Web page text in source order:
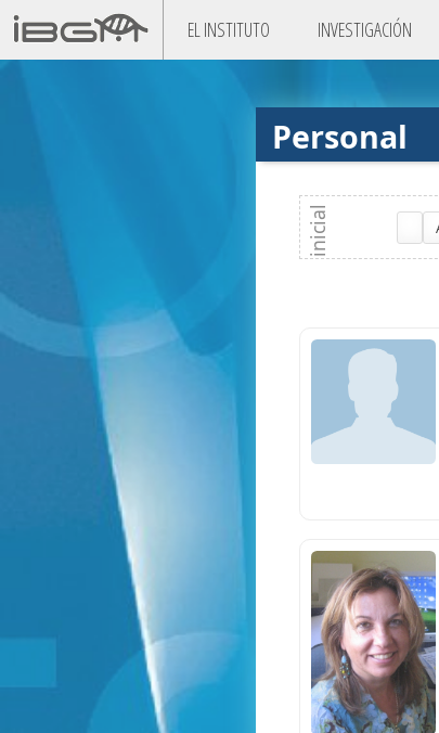
EL INSTITUTO INVESTIGACIÓN
Personal